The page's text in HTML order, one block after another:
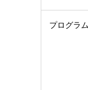
プログラム